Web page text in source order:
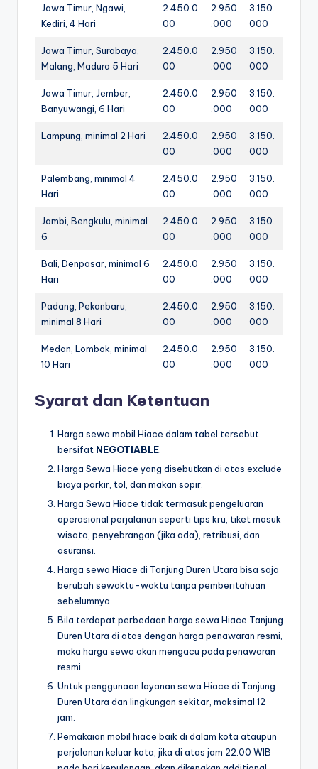
Jawa Timur, Ngawi,
Kediri, 4 Hari
2.450.0
00
2.950
.000
3.150.
000
Jawa Timur, Surabaya,
Malang, Madura 5 Hari
2.450.0
00
2.950
.000
3.150.
000
Jawa Timur, Jember,
Banyuwangi, 6 Hari
2.450.0
00
2.950
.000
3.150.
000
Lampung, minimal 2 Hari
2.450.0
00
2.950
.000
3.150.
000
Palembang, minimal 4
Hari
2.450.0
00
2.950
.000
3.150.
000
Jambi, Bengkulu, minimal
6
2.450.0
00
2.950
.000
3.150.
000
Bali, Denpasar, minimal 6
Hari
2.450.0
00
2.950
.000
3.150.
000
Padang, Pekanbaru,
minimal 8 Hari
2.450.0
00
2.950
.000
3.150.
000
Medan, Lombok, minimal
10 Hari
2.450.0
00
2.950
.000
3.150.
000
Syarat dan Ketentuan
Harga sewa mobil Hiace dalam tabel tersebut
bersifat NEGOTIABLE
Harga Sewa Hiace yang disebutkan di atas exclude
biaya parkir, tol, dan makan sopir.
Harga Sewa Hiace tidak termasuk pengeluaran
operasional perjalanan seperti tips kru, tiket masuk
wisata, penyebrangan (jika ada), retribusi, dan
asuransi.
Harga sewa Hiace di Tanjung Duren Utara bisa saja
berubah sewaktu-waktu tanpa pemberitahuan
sebelumnya.
Bila terdapat perbedaan harga sewa Hiace Tanjung
Duren Utara di atas dengan harga penawaran resmi,
maka harga sewa akan mengacu pada penawaran
resmi.
Untuk penggunaan layanan sewa Hiace di Tanjung
Duren Utara dan lingkungan sekitar, maksimal 12
jam.
Pemakaian mobil hiace baik di dalam kota ataupun
perjalanan keluar kota, jika di atas jam 22.00 WIB